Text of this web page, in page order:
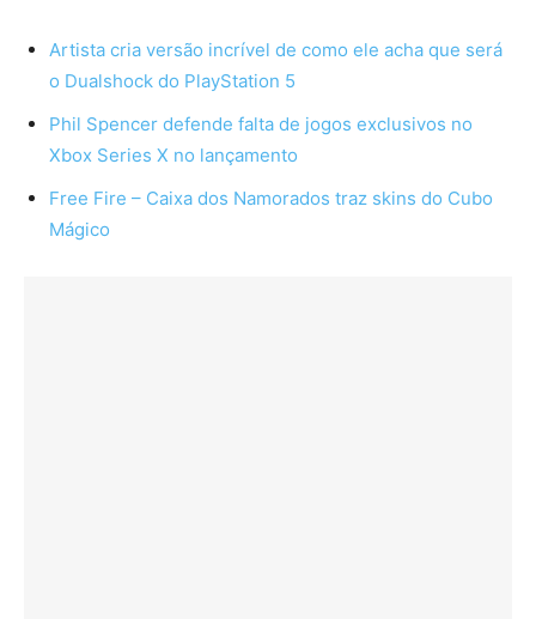
Artista cria versão incrível de como ele acha que será
o Dualshock do PlayStation 5
Phil Spencer defende falta de jogos exclusivos no
Xbox Series X no lançamento
Free Fire – Caixa dos Namorados traz skins do Cubo
Mágico